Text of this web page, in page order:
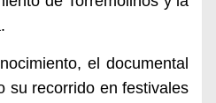
el documental
su recorrido en festivales